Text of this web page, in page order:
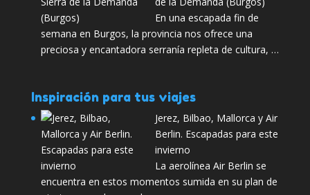
En una escapada fin de
semana en Burgos, la provincia nos ofrece una
preciosa y encantadora serranía repleta de cultura, …
Inspiración para tus viajes
Jerez, Bilbao, Mallorca y Air
Berlin. Escapadas para este
invierno
La aerolínea Air Berlin se
encuentra en estos momentos sumida en su plan de